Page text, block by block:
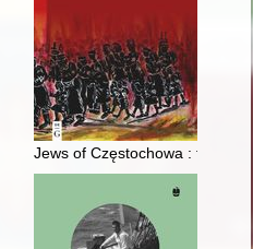
w Grudziądzu w okresie
Jews of Częstochowa : the life